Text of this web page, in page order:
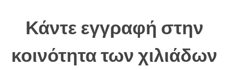
Κάντε εγγραφή στην
κοινότητα των χιλιάδων